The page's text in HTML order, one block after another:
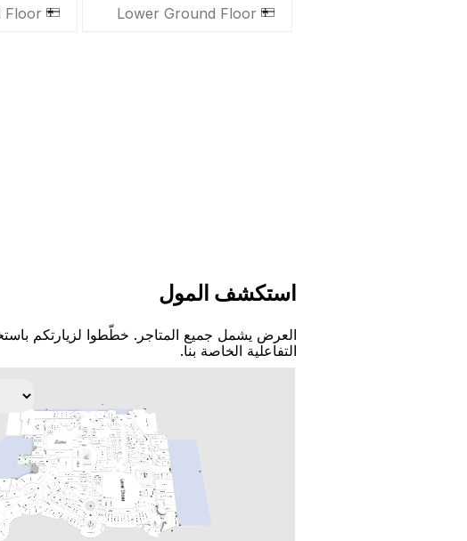
Lower Ground Floor
Floor
اﺳﺘﻜﺸﻒ اﻟﻤﻮﻝ
اﻟﻌﺮﺽ ﻳﺸﻤﻞ ﺟﻤﻴﻊ اﻟﻤﺘﺎﺟﺮ. ﺧﻄّﻄﻮا ﻟﺰﻳﺎﺭﺗﻜﻢ
اﻟﺘﻔﺎﻋﻠﻴﺔ اﻟﺨﺎﺻﺔ ﺑﻨﺎ.